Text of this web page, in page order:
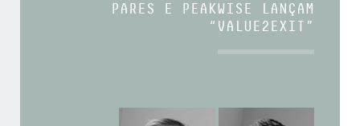
PARES E PEAKWISE LANÇAM
“VALUE2EXIT”